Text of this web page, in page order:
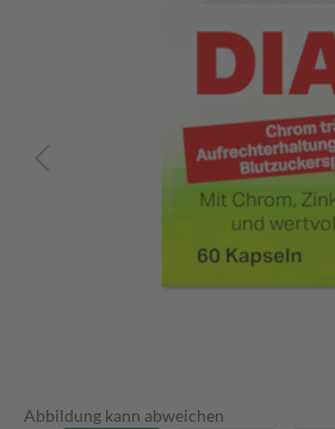
Abbildung kann abweichen